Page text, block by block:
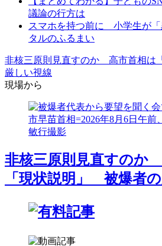
議論の行方は
スマホを持つ前に 小学生が「
タルのふるまい
非核三原則見直すのか 高市首相は
厳しい視線
現場から
非核三原則見直すのか
「現状説明」 被爆者